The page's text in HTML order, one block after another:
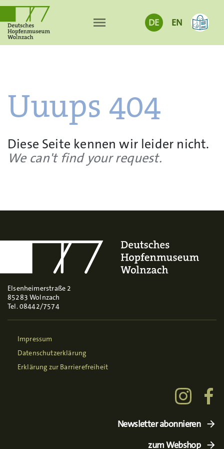
menu DE EN
Uuups 404
Diese Seite kennen wir leider nicht.
We can't find your request.
Elsenheimerstraße 2
85283 Wolnzach
Tel. 08442/7574
Impressum
Datenschutzerklärung
Erklärung zur Barrierefreiheit
Newsletter abonnieren
zum Webshop